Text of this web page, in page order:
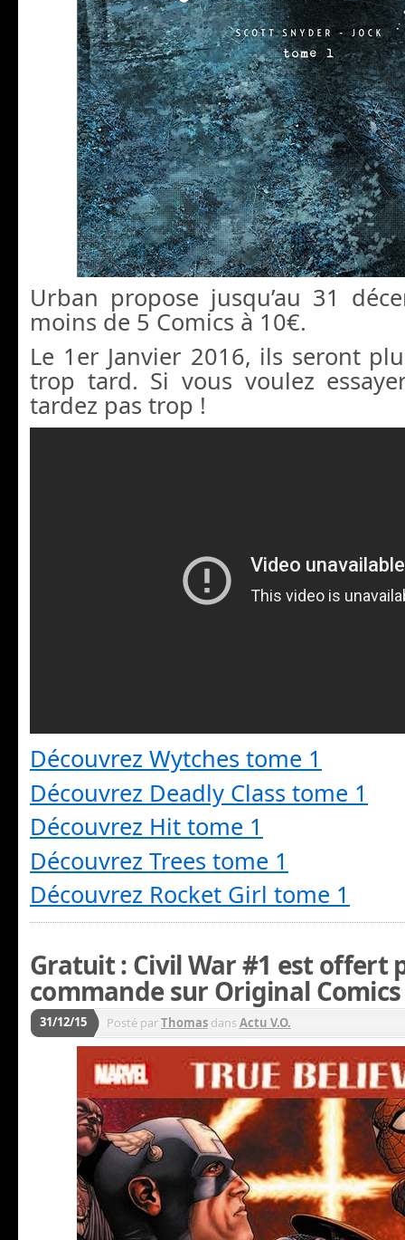
Urban propose jusqu’au 31
moins de 5 Comics à 10€.
Le 1er Janvier 2016, ils seront
trop tard. Si vous voulez
tardez pas trop !
Découvrez Wytches tome 1
Découvrez Deadly Class tome 1
Découvrez Hit tome 1
Découvrez Trees tome 1
Découvrez Rocket Girl tome 1
Gratuit : Civil War #1 est offert
commande sur Original Comics
31/12/15 Posté parThomas dansActu V.O.